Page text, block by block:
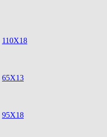
110Х18
65Х13
95Х18